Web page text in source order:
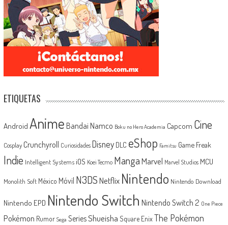
ETIQUETAS
Android Anime Bandai Namco Boku no Hero Academia Capcom Cine
Cosplay Crunchyroll Curiosidades Disney DLC eShop Famitsu Game Freak
Indie Intelligent Systems iOS Koei Tecmo MangaMarvel Marvel Studios MCU
Monolith Soft México Móvil N3DSNetflix Nintendo Nintendo Download
Nintendo EPD Nintendo Switch Nintendo Switch 2 One Piece
Pokémon Rumor Sega SeriesShueisha Square EnixThe Pokémon